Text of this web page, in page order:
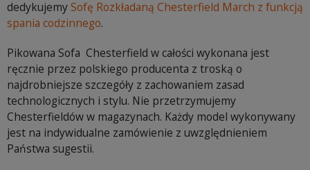
dedykujemy Sofę Rozkładaną Chesterfield March z funkcją
spania codzinnego.
Pikowana Sofa Chesterfield w całości wykonana jest
ręcznie przez polskiego producenta z troską o
najdrobniejsze szczegóły z zachowaniem zasad
technologicznych i stylu. Nie przetrzymujemy
Chesterfieldów w magazynach. Każdy model wykonywany
jest na indywidualne zamówienie z uwzględnieniem
Państwa sugestii.